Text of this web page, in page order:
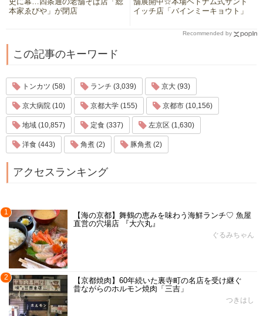
本家ゑびや」が閉店
イッチ店「バインミーキョウト」
Recommended by
この記事のキーワード
トンカツ (58) ランチ (3,039) 京大 (93)
京大病院 (10) 京都大学 (155) 京都市 (10,156)
地域 (10,857) 定食 (337) 左京区 (1,630)
洋食 (443) 角煮 (2) 豚角煮 (2)
アクセスランキング
1
【海の京都】舞鶴の恵みを味わう海鮮ランチ♡ 魚屋
直営の穴場店 『大六丸』
ぐるみちゃん
2
【京都焼肉】60年続いた裏寺町の名店を受け継ぐ
昔ながらのホルモン焼肉「三吉」
つきはし